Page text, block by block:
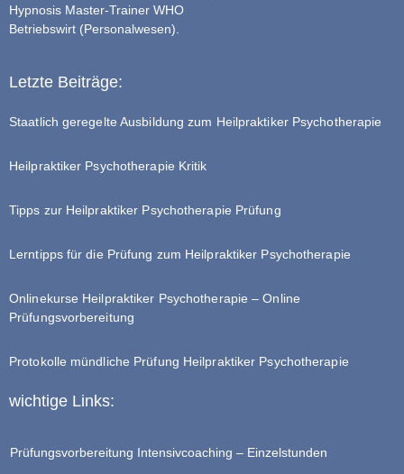
Hypnosis Master-Trainer WHO
Betriebswirt (Personalwesen).
Letzte Beiträge:
Staatlich geregelte Ausbildung zum Heilpraktiker Psychotherapie
Heilpraktiker Psychotherapie Kritik
Tipps zur Heilpraktiker Psychotherapie Prüfung
Lerntipps für die Prüfung zum Heilpraktiker Psychotherapie
Onlinekurse Heilpraktiker Psychotherapie – Online
Prüfungsvorbereitung
Protokolle mündliche Prüfung Heilpraktiker Psychotherapie
wichtige Links:
Prüfungsvorbereitung Intensivcoaching – Einzelstunden